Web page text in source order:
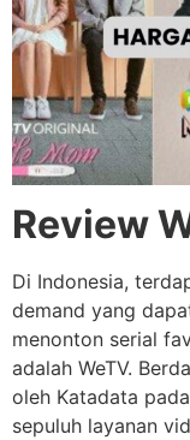
Review
Di Indonesia,
demand yang
menonton serial
adalah WeTV.
oleh Katadata
sepuluh layanan